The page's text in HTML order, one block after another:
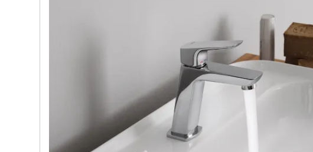
Cappe cucina dal design innovativo